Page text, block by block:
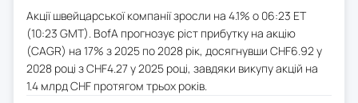
Акції швейцарської компанії зросли на 4.1% о 06:23 ET
(10:23 GMT). BofA прогнозує ріст прибутку на акцію
(CAGR) на 17% з 2025 по 2028 рік, досягнувши CHF6.92 у
2028 році з CHF4.27 у 2025 році, завдяки викупу акцій на
1.4 млрд CHF протягом трьох років.